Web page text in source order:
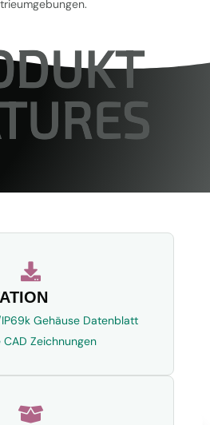

IP69k Gehäuse Datenblatt
CAD Zeichnungen
